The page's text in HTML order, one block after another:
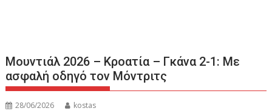
Μουντιάλ 2026 – Κροατία – Γκάνα 2-1: Με
ασφαλή οδηγό τον Μόντριτς
28/06/2026 kostas